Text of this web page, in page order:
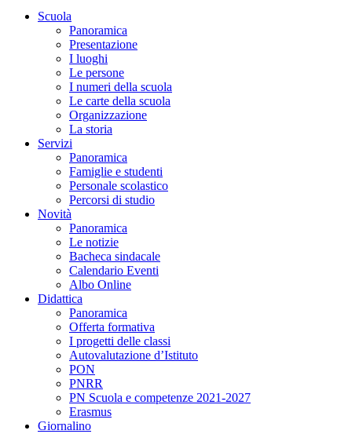
Scuola
Panoramica
Presentazione
I luoghi
Le persone
I numeri della scuola
Le carte della scuola
Organizzazione
La storia
Servizi
Panoramica
Famiglie e studenti
Personale scolastico
Percorsi di studio
Novità
Panoramica
Le notizie
Bacheca sindacale
Calendario Eventi
Albo Online
Didattica
Panoramica
Offerta formativa
I progetti delle classi
Autovalutazione d’Istituto
PON
PNRR
PN Scuola e competenze 2021-2027
Erasmus
Giornalino